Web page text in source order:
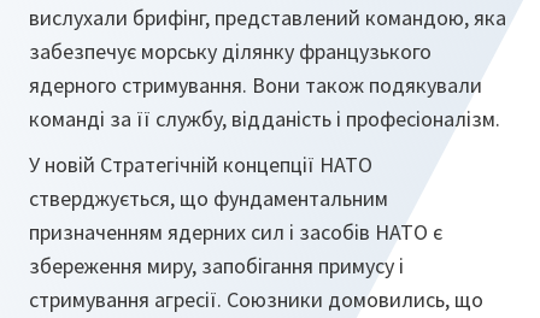
вислухали брифінг, представлений командою, яка
забезпечує морську ділянку французького
ядерного стримування. Вони також подякували
команді за її службу, відданість і професіоналізм.
У новій Стратегічній концепції НАТО
стверджується, що фундаментальним
призначенням ядерних сил і засобів НАТО є
збереження миру, запобігання примусу і
стримування агресії. Союзники домовились, що